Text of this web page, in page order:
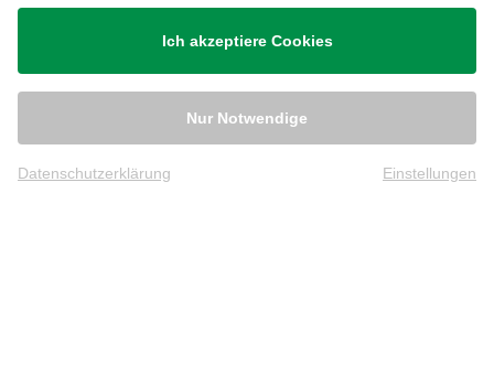
Ich akzeptiere Cookies
Nur Notwendige
Datenschutzerklärung Einstellungen